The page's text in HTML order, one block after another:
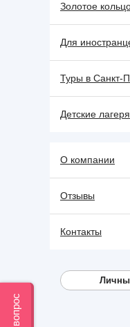
Золотое
Для
Туры в Санкт-
Детские лагеря
О компании
Отзывы
Контакты